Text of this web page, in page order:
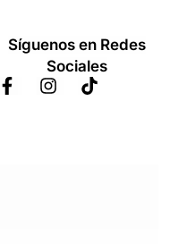
Síguenos en Redes
Sociales